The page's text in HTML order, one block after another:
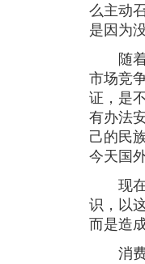
么主动
是因为
随着
市场竞
证，是
有办法
己的民
今天国
现在
识，以
而是造
消费